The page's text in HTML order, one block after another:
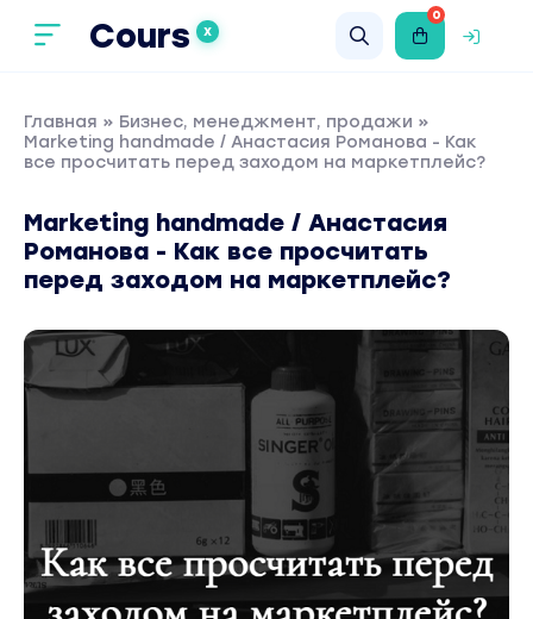
Cours X
0
Главная » Бизнес, менеджмент, продажи »
Marketing handmade / Анастасия Романова - Как
все просчитать перед заходом на маркетплейс?
Marketing handmade / Анастасия
Романова - Как все просчитать
перед заходом на маркетплейс?